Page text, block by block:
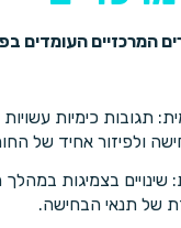
המרכזיים העומדים
תגובות כימיות
ולפיזור אחיד של
שינויים בצמיגות
של תנאי הבחישה.